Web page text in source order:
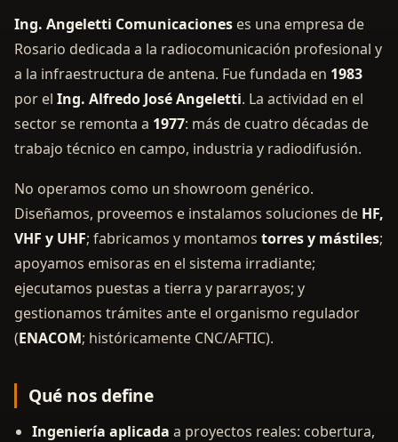
Ing. Angeletti Comunicaciones es una empresa de
Rosario dedicada a la radiocomunicación profesional y
a la infraestructura de antena. Fue fundada en 1983
por el Ing. Alfredo José Angeletti. La actividad en el
sector se remonta a 1977: más de cuatro décadas de
trabajo técnico en campo, industria y radiodifusión.
No operamos como un showroom genérico.
Diseñamos, proveemos e instalamos soluciones de HF,
VHF y UHF; fabricamos y montamos torres y mástiles;
apoyamos emisoras en el sistema irradiante;
ejecutamos puestas a tierra y pararrayos; y
gestionamos trámites ante el organismo regulador
(ENACOM; históricamente CNC/AFTIC).
Qué nos define
Ingeniería aplicada a proyectos reales: cobertura,